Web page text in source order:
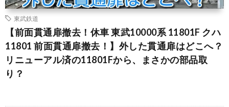
東武鉄道
【前面貫通扉撤去！休車 東武10000系 11801F クハ
11801 前面貫通扉撤去！】外した貫通扉はどこへ？
リニューアル済の11801Fから、まさかの部品取
り？